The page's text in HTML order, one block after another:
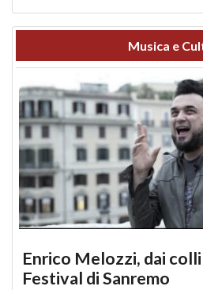
Musica e
Enrico Melozzi, dai
Festival di Sanremo